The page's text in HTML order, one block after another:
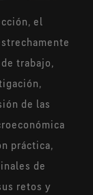
el
trabajo,
de las
práctica,
de
retos y